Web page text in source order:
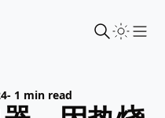
- 1 min read